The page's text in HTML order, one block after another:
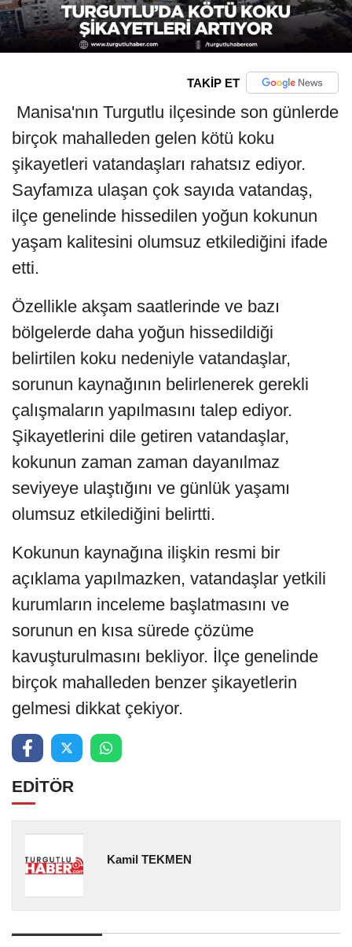
TAKİP ET
Manisa'nın Turgutlu ilçesinde son günlerde
birçok mahalleden gelen kötü koku
şikayetleri vatandaşları rahatsız ediyor.
Sayfamıza ulaşan çok sayıda vatandaş,
ilçe genelinde hissedilen yoğun kokunun
yaşam kalitesini olumsuz etkilediğini ifade
etti.
Özellikle akşam saatlerinde ve bazı
bölgelerde daha yoğun hissedildiği
belirtilen koku nedeniyle vatandaşlar,
sorunun kaynağının belirlenerek gerekli
çalışmaların yapılmasını talep ediyor.
Şikayetlerini dile getiren vatandaşlar,
kokunun zaman zaman dayanılmaz
seviyeye ulaştığını ve günlük yaşamı
olumsuz etkilediğini belirtti.
Kokunun kaynağına ilişkin resmi bir
açıklama yapılmazken, vatandaşlar yetkili
kurumların inceleme başlatmasını ve
sorunun en kısa sürede çözüme
kavuşturulmasını bekliyor. İlçe genelinde
birçok mahalleden benzer şikayetlerin
gelmesi dikkat çekiyor.
EDİTÖR
Kamil TEKMEN